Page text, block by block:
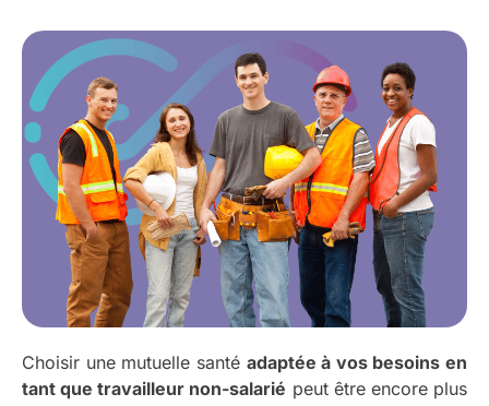
Choisir une mutuelle santé adaptée à vos besoins en
tant que travailleur non-salarié peut être encore plus